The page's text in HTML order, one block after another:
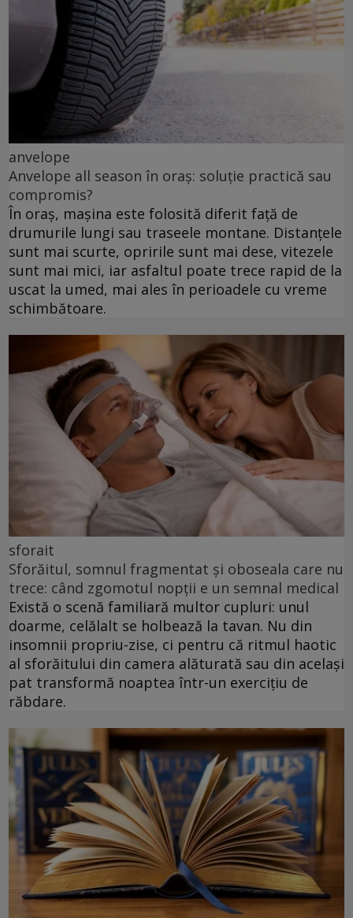
anvelope
Anvelope all season în oraș: soluție practică sau
compromis?
În oraș, mașina este folosită diferit față de
drumurile lungi sau traseele montane. Distanțele
sunt mai scurte, opririle sunt mai dese, vitezele
sunt mai mici, iar asfaltul poate trece rapid de la
uscat la umed, mai ales în perioadele cu vreme
schimbătoare.
sforait
Sforăitul, somnul fragmentat și oboseala care nu
trece: când zgomotul nopții e un semnal medical
Există o scenă familiară multor cupluri: unul
doarme, celălalt se holbează la tavan. Nu din
insomnii propriu-zise, ci pentru că ritmul haotic
al sforăitului din camera alăturată sau din același
pat transformă noaptea într-un exercițiu de
răbdare.